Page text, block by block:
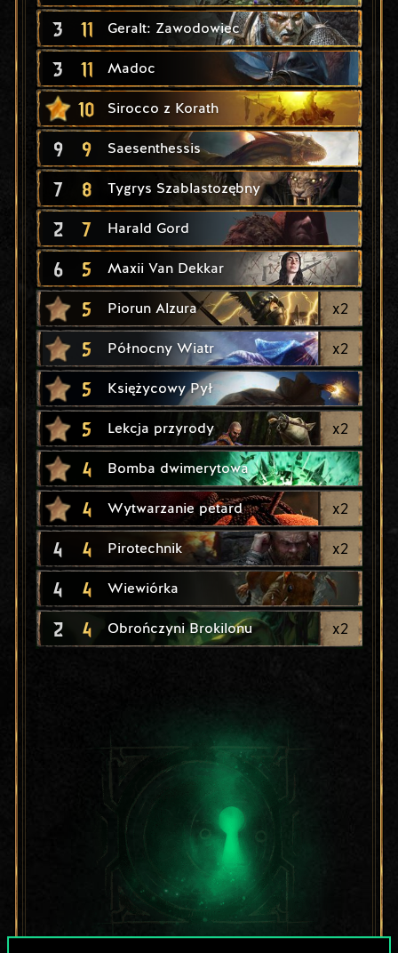
3 11 Geralt: Zawodowiec
3 11 Madoc
10 Sirocco z Korath
9 9 Saesenthessis
7 8 Tygrys Szablastozębny
2 7 Harald Gord
6 5 Maxii Van Dekkar
5 Piorun Alzura x2
5 Północny Wiatr x2
5 Księżycowy Pył
5 Lekcja przyrody x2
4 Bomba dwimerytowa
4 Wytwarzanie petard x2
4 4 Pirotechnik x2
4 4 Wiewiórka
2 4 Obrończyni Brokilonu x2